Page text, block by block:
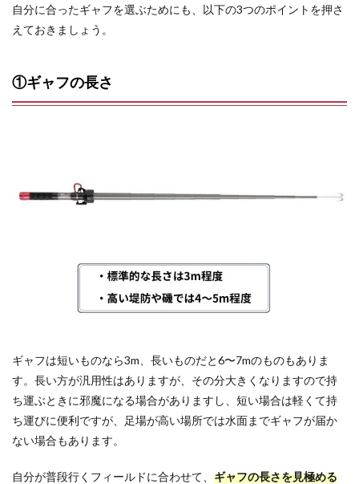
自分に合ったギャフを選ぶためにも、以下の3つのポイントを押さ
えておきましょう。
①ギャフの長さ
ギャフは短いものなら3m、長いものだと6〜7mのものもありま
す。長い方が汎用性はありますが、その分大きくなりますので持
ち運ぶときに邪魔になる場合がありますし、短い場合は軽くて持
ち運びに便利ですが、足場が高い場所では水面までギャフが届か
ない場合もあります。
自分が普段行くフィールドに合わせて、 ギャフの長さを見極める